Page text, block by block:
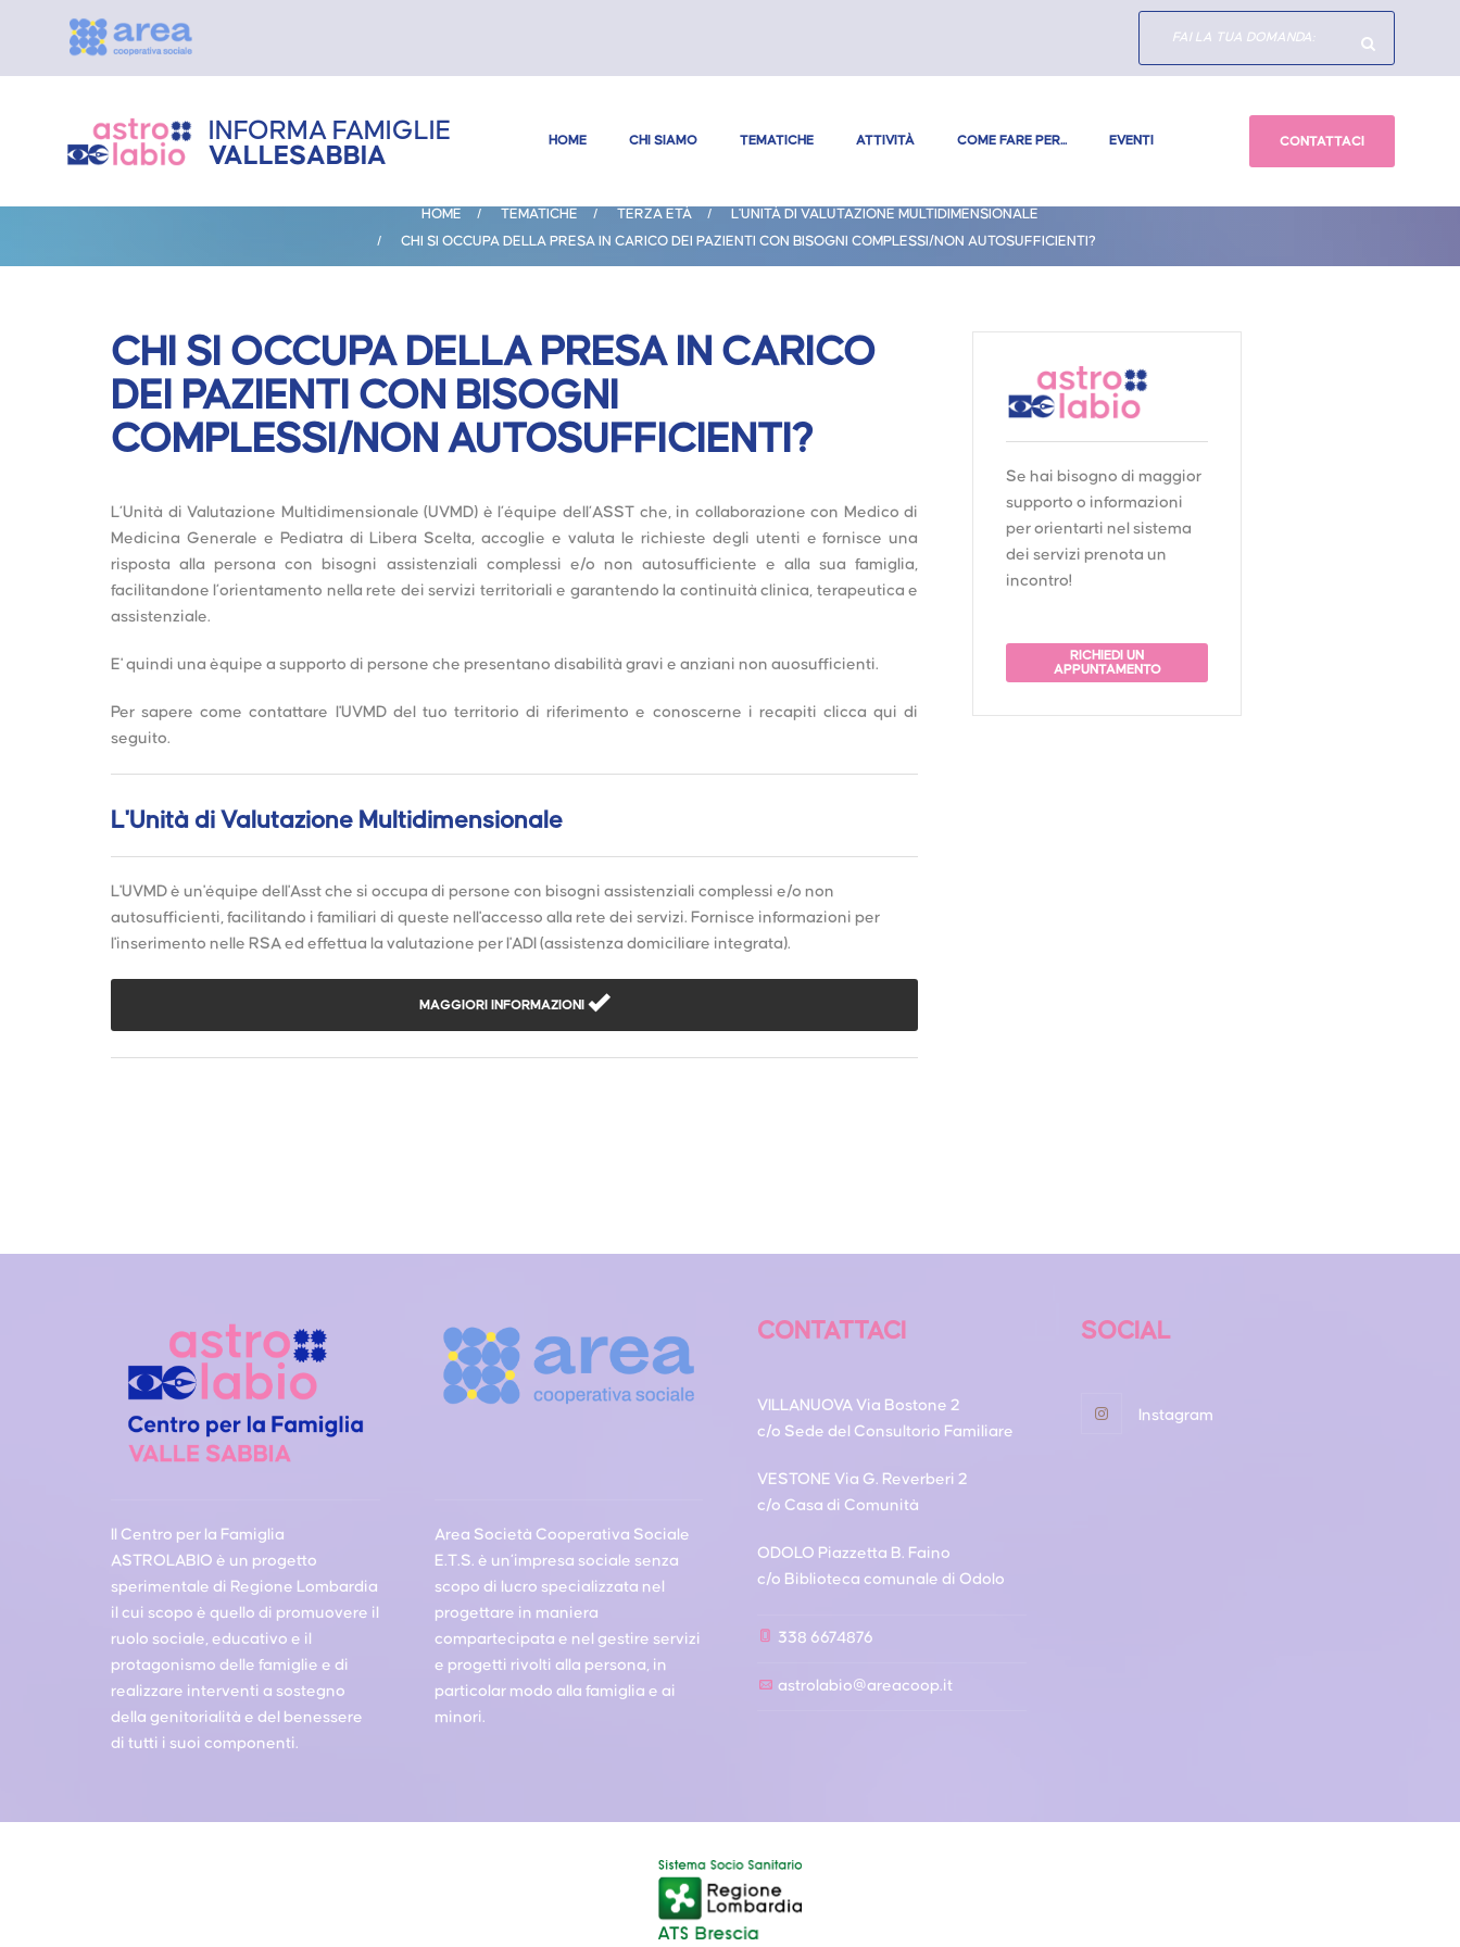
INFORMA FAMIGLIE
VALLESABBIA
HOME CHI SIAMO TEMATICHE ATTIVITÀ COME FARE PER... EVENTI CONTATTACI
HOME TEMATICHE TERZA ETÀ
L'UNITÀ DI VALUTAZIONE MULTIDIMENSIONALE
CHI SI OCCUPA DELLA PRESA IN CARICO DEI PAZIENTI CON BISOGNI COMPLESSI/NON AUTOSUFFICIENTI?
CHI SI OCCUPA DELLA PRESA IN CARICO
DEI PAZIENTI CON BISOGNI
COMPLESSI/NON AUTOSUFFICIENTI?
L’Unità di Valutazione Multidimensionale (UVMD) è l’équipe dell’ASST che, in collaborazione con Medico di
Medicina Generale e Pediatra di Libera Scelta, accoglie e valuta le richieste degli utenti e fornisce una
risposta alla persona con bisogni assistenziali complessi e/o non autosufficiente e alla sua famiglia,
facilitandone l’orientamento nella rete dei servizi territoriali e garantendo la continuità clinica, terapeutica e
assistenziale.
E' quindi una èquipe a supporto di persone che presentano disabilità gravi e anziani non auosufficienti.
Per sapere come contattare l'UVMD del tuo territorio di riferimento e conoscerne i recapiti clicca qui di
seguito.
L'Unità di Valutazione Multidimensionale
L'UVMD è un'équipe dell'Asst che si occupa di persone con bisogni assistenziali complessi e/o non
autosufficienti, facilitando i familiari di queste nell'accesso alla rete dei servizi. Fornisce informazioni per
l'inserimento nelle RSA ed effettua la valutazione per l'ADI (assistenza domiciliare integrata).
MAGGIORI INFORMAZIONI
Se hai bisogno di maggior
supporto o informazioni
per orientarti nel sistema
dei servizi prenota un
incontro!
RICHIEDI UN
APPUNTAMENTO
Il Centro per la Famiglia
ASTROLABIO è un progetto
sperimentale di Regione Lombardia
il cui scopo è quello di promuovere il
ruolo sociale, educativo e il
protagonismo delle famiglie e di
realizzare interventi a sostegno
della genitorialità e del benessere
di tutti i suoi componenti.
Area Società Cooperativa Sociale
E.T.S. è un’impresa sociale senza
scopo di lucro specializzata nel
progettare in maniera
compartecipata e nel gestire servizi
e progetti rivolti alla persona, in
particolar modo alla famiglia e ai
minori.
CONTATTACI
VILLANUOVA Via Bostone 2
c/o Sede del Consultorio Familiare
VESTONE Via G. Reverberi 2
c/o Casa di Comunità
ODOLO Piazzetta B. Faino
c/o Biblioteca comunale di Odolo
338 6674876
astrolabio@areacoop.it
SOCIAL
Instagram